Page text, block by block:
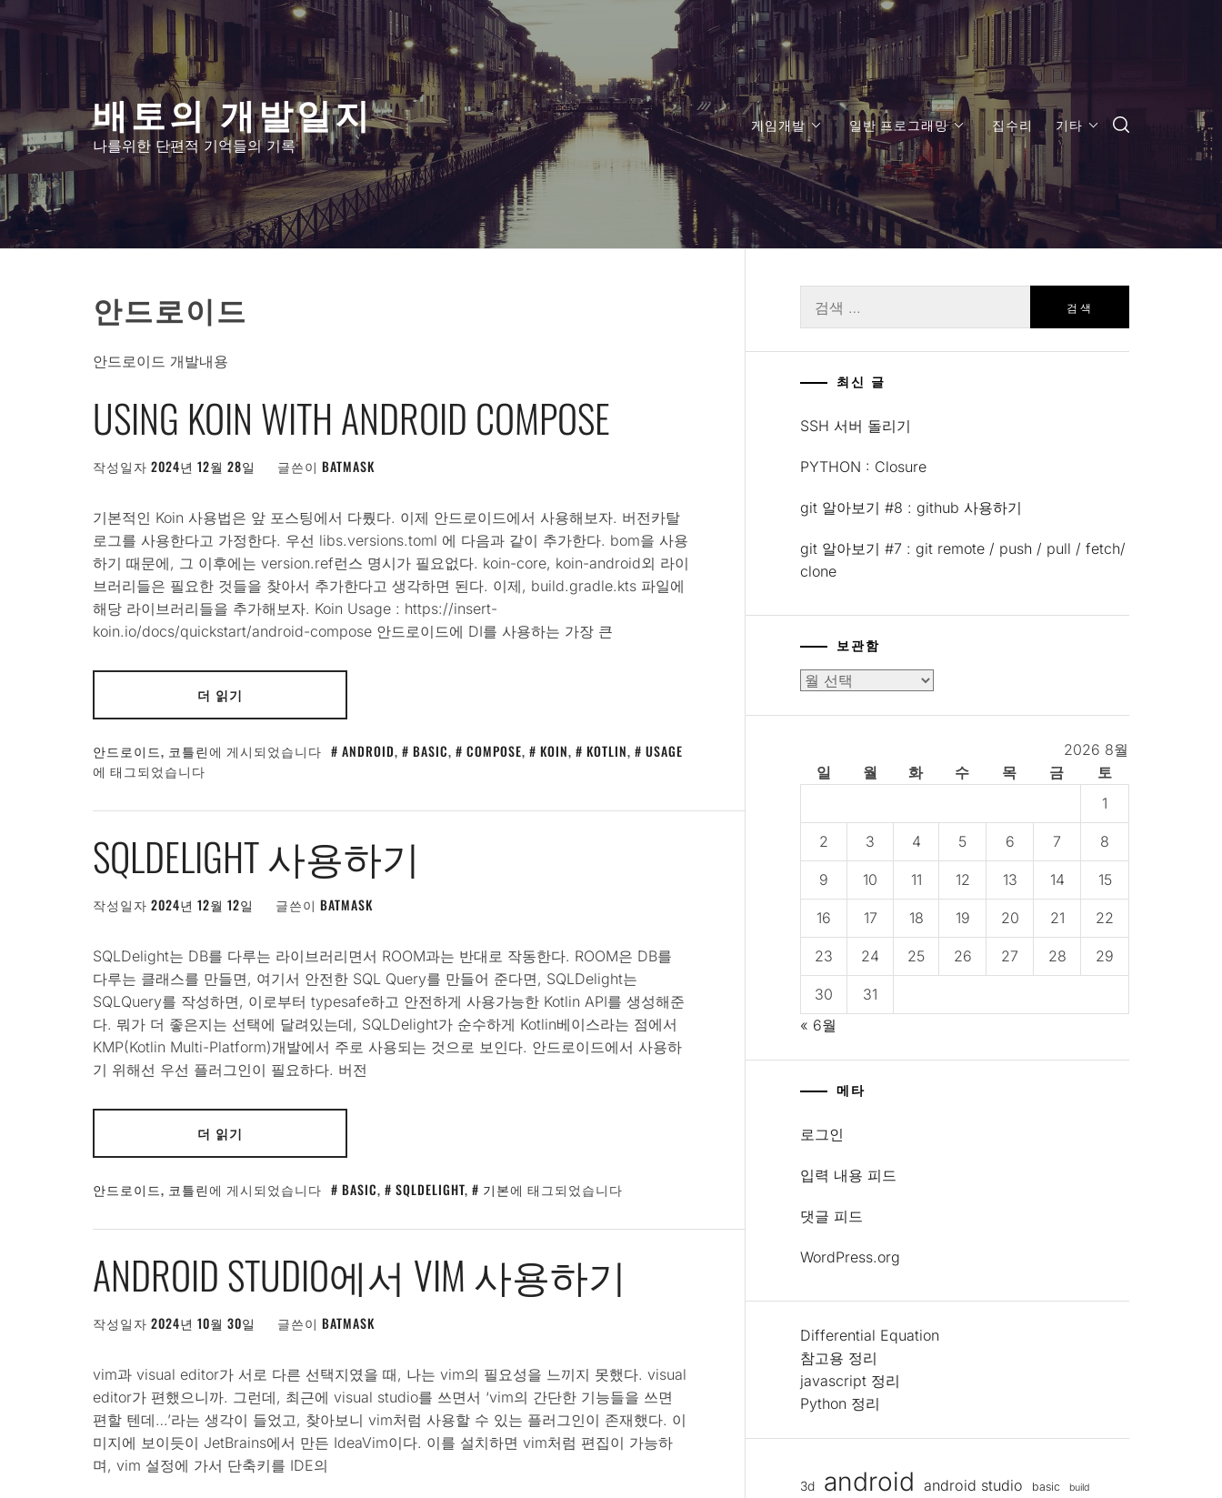
텐
뛰
기
배토의 개발일지
나를위한 단편적 기억들의 기록
게임개발 일반 프로그래밍 집수리 기타
안드로이드
안드로이드 개발내용
USING KOIN WITH ANDROID COMPOSE
작성일자 2024년 12월 28일 글쓴이 BATMASK
기본적인 Koin 사용법은 앞 포스팅에서 다뤘다. 이제 안드로이드에서 사용해보자. 버전카탈
로그를 사용한다고 가정한다. 우선 libs.versions.toml 에 다음과 같이 추가한다. bom을 사용
하기 때문에, 그 이후에는 version.ref런스 명시가 필요없다. koin-core, koin-android외 라이
브러리들은 필요한 것들을 찾아서 추가한다고 생각하면 된다. 이제, build.gradle.kts 파일에
해당 라이브러리들을 추가해보자. Koin Usage : https://insert-
koin.io/docs/quickstart/android-compose 안드로이드에 DI를 사용하는 가장 큰
더 읽기
안드로이드, 코틀린에 게시되었습니다 ANDROID, BASIC, COMPOSE, KOIN, KOTLIN,
USAGE
에 태그되었습니다
SQLDELIGHT 사용하기
작성일자 2024년 12월 12일 글쓴이 BATMASK
SQLDelight는 DB를 다루는 라이브러리면서 ROOM과는 반대로 작동한다. ROOM은 DB를
다루는 클래스를 만들면, 여기서 안전한 SQL Query를 만들어 준다면, SQLDelight는
SQLQuery를 작성하면, 이로부터 typesafe하고 안전하게 사용가능한 Kotlin API를 생성해준
다. 뭐가 더 좋은지는 선택에 달려있는데, SQLDelight가 순수하게 Kotlin베이스라는 점에서
KMP(Kotlin Multi-Platform)개발에서 주로 사용되는 것으로 보인다. 안드로이드에서 사용하
기 위해선 우선 플러그인이 필요하다. 버전
더 읽기
안드로이드, 코틀린에 게시되었습니다 BASIC, SQLDELIGHT, 기본에 태그되었습니다
ANDROID STUDIO에서 VIM 사용하기
작성일자 2024년 10월 30일 글쓴이 BATMASK
vim과 visual editor가 서로 다른 선택지였을 때, 나는 vim의 필요성을 느끼지 못했다. visual
editor가 편했으니까. 그런데, 최근에 visual studio를 쓰면서 ‘vim의 간단한 기능들을 쓰면
편할 텐데…’라는 생각이 들었고, 찾아보니 vim처럼 사용할 수 있는 플러그인이 존재했다. 이
미지에 보이듯이 JetBrains에서 만든 IdeaVim이다. 이를 설치하면 vim처럼 편집이 가능하
며, vim 설정에 가서 단축키를 IDE의
색:
최신 글
SSH 서버 돌리기
PYTHON : Closure
git 알아보기 #8 : github 사용하기
git 알아보기 #7 : git remote / push / pull / fetch/
clone
보관함
보
2026 8월
일
월 화 수 목 금
토
1
2 3 4 5 6 7 8
9 10 11 12 13 14 15
16 17 18 19 20 21 22
23 24 25 26 27 28 29
30
31
« 6월
메타
로그인
입력 내용 피드
댓글 피드
WordPress.org
Differential Equation
참고용 정리
javascript 정리
Python 정리
3d android android studio basic build